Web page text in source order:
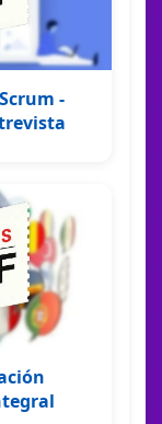
-